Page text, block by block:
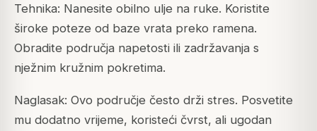
Tehnika: Nanesite obilno ulje na ruke. Koristite
široke poteze od baze vrata preko ramena.
Obradite područja napetosti ili zadržavanja s
nježnim kružnim pokretima.
Naglasak: Ovo područje često drži stres. Posvetite
mu dodatno vrijeme, koristeći čvrst, ali ugodan